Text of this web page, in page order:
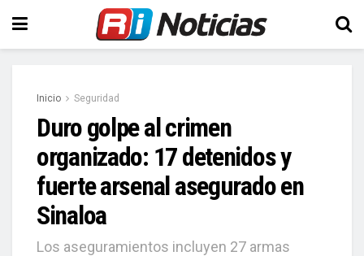
Inicio Seguridad
Duro golpe al crimen
organizado: 17 detenidos y
fuerte arsenal asegurado en
Sinaloa
Los aseguramientos incluyen 27 armas